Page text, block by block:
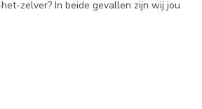
zelver? In beide gevallen zijn wij jou